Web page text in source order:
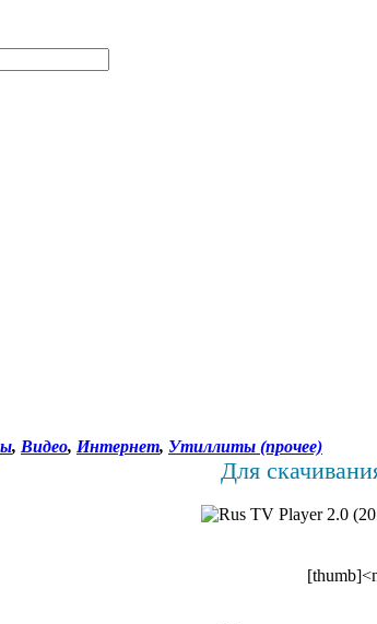
, Видео, Интернет, Утиллиты (прочее)
Для